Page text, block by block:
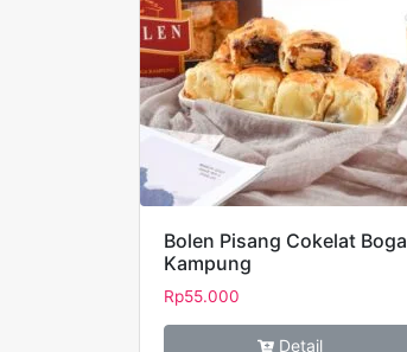
Bolen Pisang Cokelat Boga
Kampung
Rp55.000
Detail